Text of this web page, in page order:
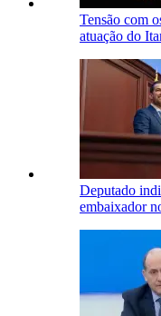
Tensão com
atuação do
Deputado
embaixador